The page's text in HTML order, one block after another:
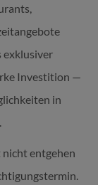
exklusiver
Investition —
in
nicht entgehen